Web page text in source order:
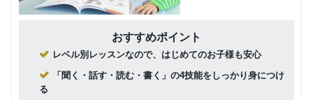
回数：4 / 1セッション40分
グループレッスン 子供向け
9,000円(税込) / 月
回数：4 / 1セッション40分
おすすめポイント
レベル別レッスンなので、はじめてのお子様も安心
「聞く・話す・読む・書く」の4技能をしっかり身につけ
る